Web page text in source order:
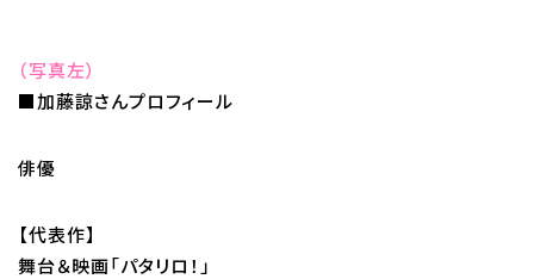
代アニグループサイト
（写真左）
■加藤諒さんプロフィール
俳優
【代表作】
舞台＆映画「パタリロ！」